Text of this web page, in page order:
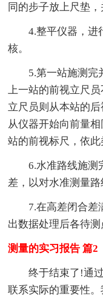
同的步子放上尺垫，
4.整平仪器，进行
核。
5.第一站施测完并
上一站的前视立尺
立尺员则从本站的
从仪器开始向前量
站的前视标尺，依此
6.水准路线施测
差，以对水准测量路
7.在高差闭合差满
出数据处理后各待测
测量的实习报告 篇2
终于结束了!通过
联系实际的重要性